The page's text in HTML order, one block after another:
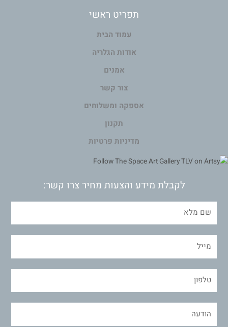
תפריט ראשי
עמוד הבית
אודות הגלריה
אמנים
צור קשר
אספקה ומשלוחים
תקנון
מדיניות פרטיות
לקבלת מידע והצעות מחיר צרו קשר: